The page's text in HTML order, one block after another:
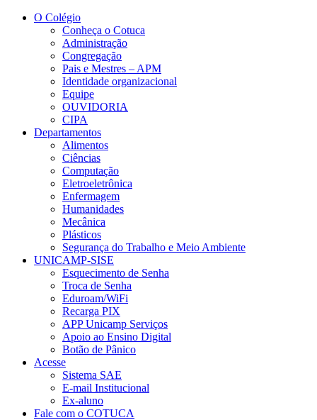
Conteúdo principal
O Colégio
Conheça o Cotuca
Administração
Congregação
Pais e Mestres – APM
Identidade organizacional
Equipe
OUVIDORIA
CIPA
Departamentos
Alimentos
Ciências
Computação
Eletroeletrônica
Enfermagem
Humanidades
Mecânica
Plásticos
Segurança do Trabalho e Meio Ambiente
UNICAMP-SISE
Esquecimento de Senha
Troca de Senha
Eduroam/WiFi
Recarga PIX
APP Unicamp Serviços
Apoio ao Ensino Digital
Botão de Pânico
Acesse
Sistema SAE
E-mail Institucional
Ex-aluno
Fale com o COTUCA